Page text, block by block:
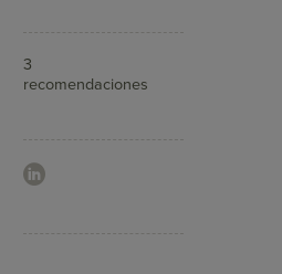
3
recomendaciones